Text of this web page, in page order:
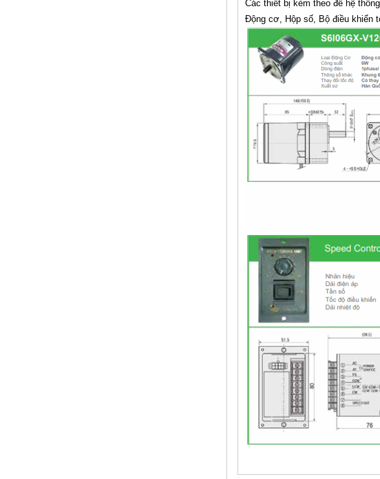
Các thiết bị kèm theo để hệ
Động cơ, Hộp số, Bộ điều khiển